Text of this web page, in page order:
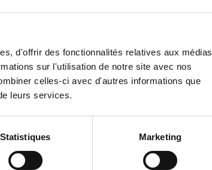
d'offrir des fonctionnalités relatives aux médias
sur l'utilisation de notre site avec nos
celles-ci avec d'autres informations que
leurs services.
Statistiques Marketing